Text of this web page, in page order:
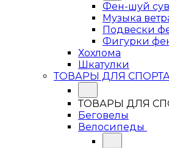
Фен-шуй
Музыка
Подвески
Фигурки
Хохлома
Шкатулки
ТОВАРЫ ДЛЯ
ТОВАРЫ ДЛЯ
Беговелы
Велосипеды